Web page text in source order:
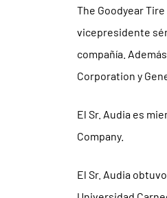
The Goodyear
vicepresidente
compañía.
Corporation y
El Sr. Audia es
Company.
El Sr. Audia